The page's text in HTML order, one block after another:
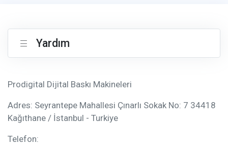
Yardım
Prodigital Dijital Baskı Makineleri
Adres: Seyrantepe Mahallesi Çınarlı Sokak No: 7 34418
Kağıthane / İstanbul - Turkiye
Telefon: